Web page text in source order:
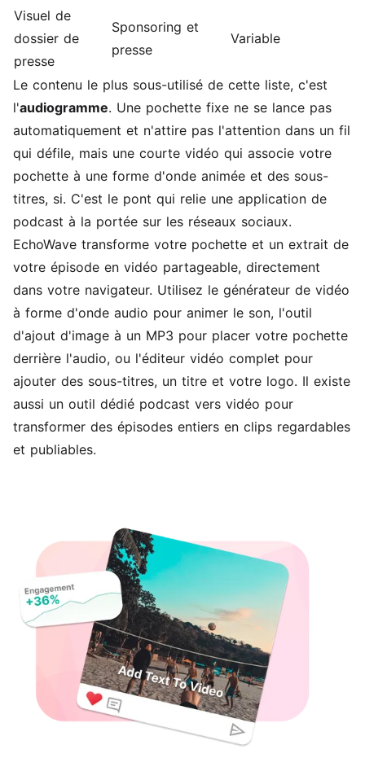
Visuel de
dossier de
presse
Sponsoring et
presse
Variable
Le contenu le plus sous-utilisé de cette liste, c'est
l'audiogramme. Une pochette fixe ne se lance pas
automatiquement et n'attire pas l'attention dans un fil
qui défile, mais une courte vidéo qui associe votre
pochette à une forme d'onde animée et des sous-
titres, si. C'est le pont qui relie une application de
podcast à la portée sur les réseaux sociaux.
EchoWave transforme votre pochette et un extrait de
votre épisode en vidéo partageable, directement
dans votre navigateur. Utilisez le générateur de vidéo
à forme d'onde audio pour animer le son, l'outil
d'ajout d'image à un MP3 pour placer votre pochette
derrière l'audio, ou l'éditeur vidéo complet pour
ajouter des sous-titres, un titre et votre logo. Il existe
aussi un outil dédié podcast vers vidéo pour
transformer des épisodes entiers en clips regardables
et publiables.